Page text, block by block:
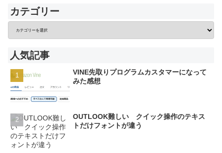
カテゴリー
人気記事
VINE先取りプログラムカスタマーになって
みた感想
OUTLOOK難しい クイック操作のテキス
トだけフォントが違う